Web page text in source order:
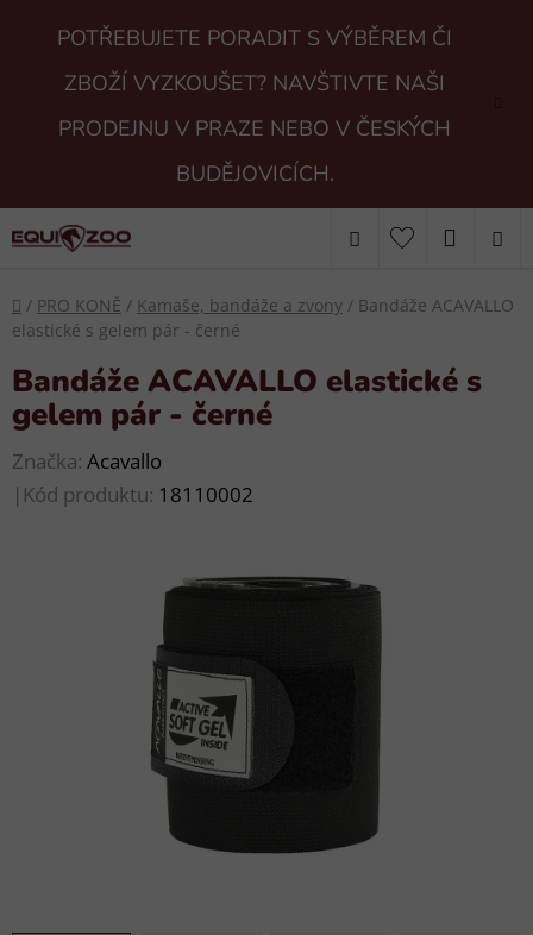
POTŘEBUJETE PORADIT S VÝBĚREM ČI
ZBOŽÍ VYZKOUŠET? NAVŠTIVTE NAŠI
PRODEJNU V PRAZE NEBO V ČESKÝCH
BUDĚJOVICÍCH.
Hledat
KOŠÍK
Domů
/ PRO KONĚ / Kamaše, bandáže a zvony / Bandáže ACAVALLO
elastické s gelem pár - černé
Bandáže ACAVALLO elastické s
gelem pár - černé
Značka: Acavallo
| Kód produktu: 18110002